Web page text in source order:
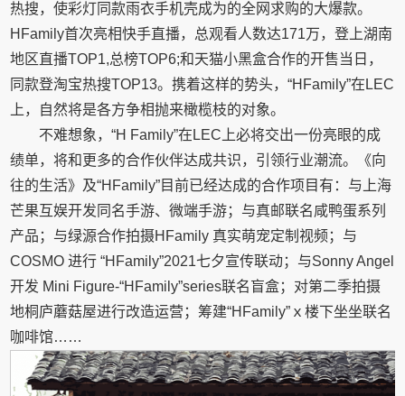
热搜，使彩灯同款雨衣手机壳成为的全网求购的大爆款。
HFamily首次亮相快手直播，总观看人数达171万，登上湖南
地区直播TOP1,总榜TOP6;和天猫小黑盒合作的开售当日，
同款登淘宝热搜TOP13。携着这样的势头，“HFamily”在LEC
上，自然将是各方争相抛来橄榄枝的对象。
不难想象，“H Family”在LEC上必将交出一份亮眼的成
绩单，将和更多的合作伙伴达成共识，引领行业潮流。《向
往的生活》及“HFamily”目前已经达成的合作项目有：与上海
芒果互娱开发同名手游、微端手游；与真邮联名咸鸭蛋系列
产品；与绿源合作拍摄HFamily 真实萌宠定制视频；与
COSMO 进行 “HFamily”2021七夕宣传联动；与Sonny Angel
开发 Mini Figure-“HFamily”series联名盲盒；对第二季拍摄
地桐庐蘑菇屋进行改造运营；筹建“HFamily”ｘ楼下坐坐联名
咖啡馆……